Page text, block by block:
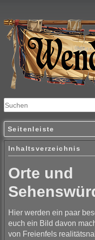
Seitenleiste
Inhaltsverzeichnis
Orte und
Hier werden ein paar
euch ein Bild davon
von Freienfels